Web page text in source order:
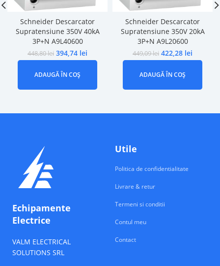
Schneider Descarcator
Supratensiune 350V 40kA
3P+N A9L40600
448,80lei 394,74 lei
ADAUGĂ ÎN COȘ
Schneider Descarcator
Supratensiune 350V 20kA
3P+N A9L20600
449,09lei 422,28 lei
ADAUGĂ ÎN COȘ
Echipamente
Electrice
VALM ELECTRICAL
SOLUTIONS SRL
Utile
Politica de confidentialitate
Livrare & retur
Termeni si conditii
Contul meu
Contact